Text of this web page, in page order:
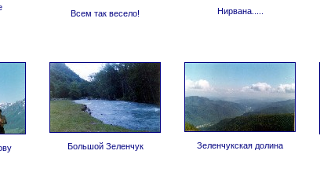
Всем так весело! Нирвана.....
Большой Зеленчук Зеленчукская долина